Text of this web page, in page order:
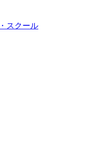
スクール